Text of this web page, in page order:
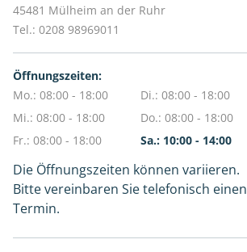
45481 Mülheim an der Ruhr
Tel.: 0208 98969011
Öffnungszeiten:
Mo.: 08:00 - 18:00
Di.: 08:00 - 18:00
Mi.: 08:00 - 18:00
Do.: 08:00 - 18:00
Fr.: 08:00 - 18:00
Sa.: 10:00 - 14:00
Die Öffnungszeiten können variieren.
Bitte vereinbaren Sie telefonisch einen
Termin.